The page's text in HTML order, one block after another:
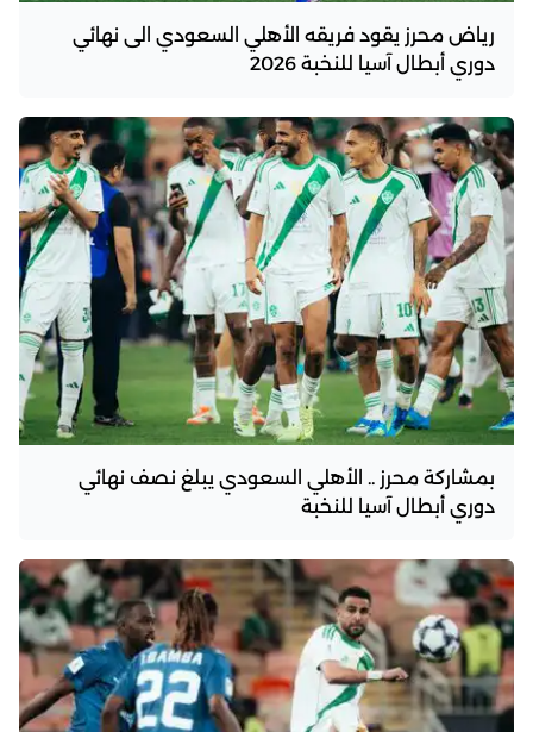
رياض محرز يقود فريقه الأهلي السعودي الى نهائي
دوري أبطال آسيا للنخبة 2026
بمشاركة محرز .. الأهلي السعودي يبلغ نصف نهائي
دوري أبطال آسيا للنخبة